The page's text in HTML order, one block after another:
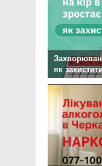
як